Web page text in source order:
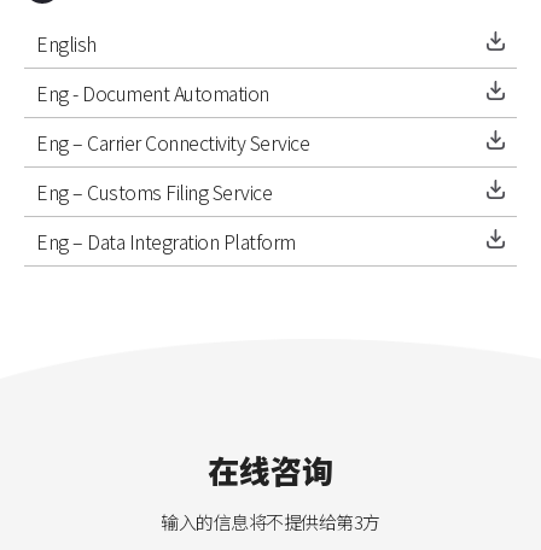
English
Eng - Document Automation
Eng – Carrier Connectivity Service
Eng – Customs Filing Service
Eng – Data Integration Platform
在线咨询
输入的信息将不提供给第3方